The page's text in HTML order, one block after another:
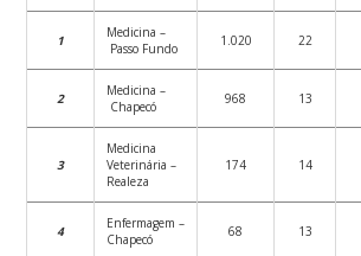
1
Medicina –
Passo Fundo
1.020 22
2
Medicina –
Chapecó
968 13
3
Medicina
Veterinária –
Realeza
174 14
4
Enfermagem –
Chapecó
68 13